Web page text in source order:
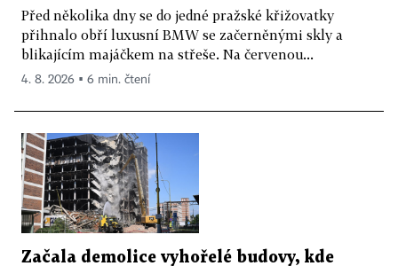
Před několika dny se do jedné pražské křižovatky
přihnalo obří luxusní BMW se začerněnými skly a
blikajícím majáčkem na střeše. Na červenou...
4. 8. 2026 ▪ 6 min. čtení
Začala demolice vyhořelé budovy, kde